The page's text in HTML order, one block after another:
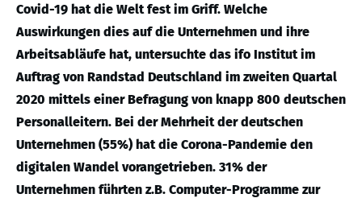
Covid-19 hat die Welt fest im Griff. Welche
Auswirkungen dies auf die Unternehmen und ihre
Arbeitsabläufe hat, untersuchte das ifo Institut im
Auftrag von Randstad Deutschland im zweiten Quartal
2020 mittels einer Befragung von knapp 800 deutschen
Personalleitern. Bei der Mehrheit der deutschen
Unternehmen (55%) hat die Corona-Pandemie den
digitalen Wandel vorangetrieben. 31% der
Unternehmen führten z.B. Computer-Programme zur